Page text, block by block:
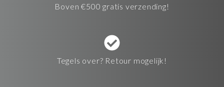
Boven €500 gratis verzending!
Tegels over? Retour mogelijk!